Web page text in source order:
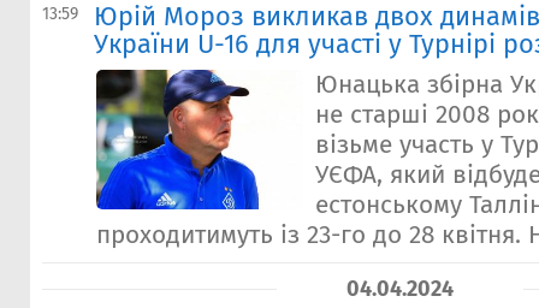
13:59
Юрій Мороз викликав двох
України U-16 для участі у Турнірі
Юнацька збірна
не старші 2008
візьме участь у
УЄФА, який
естонському
проходитимуть із 23-го до 28 квітня.
04.04.2024